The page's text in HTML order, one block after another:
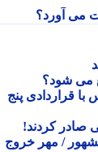
آورد؟
شود؟
پنج
کردند!
/ مهر خروج